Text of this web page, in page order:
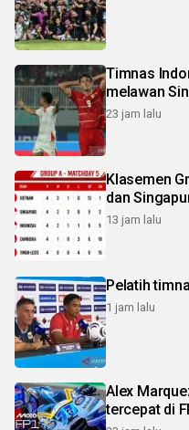
Timnas
melawan
23 jam lalu
Klasemen
dan
13 jam lalu
Pelatih
1 jam lalu
Alex
tercepat di